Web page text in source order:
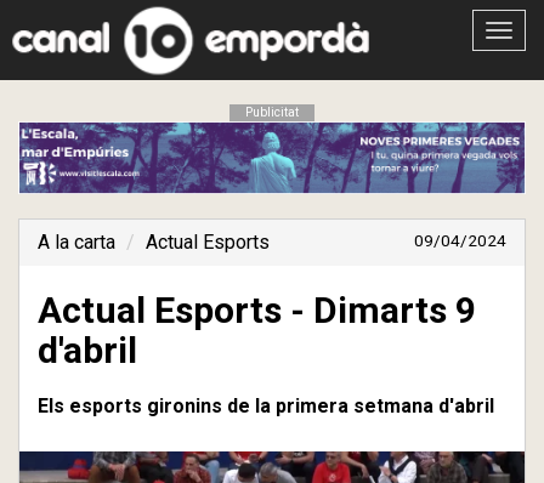
Obrir
Publicitat
A la carta Actual Esports 09/04/2024
Actual Esports - Dimarts 9
d'abril
Els esports gironins de la primera setmana d'abril